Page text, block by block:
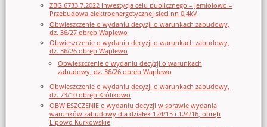
ZBG.6733.7.2022 Inwestycja celu publicznego – Jemiołowo –
Przebudowa elektroenergetycznej sieci nn 0,4kV
Obwieszczenie o wydaniu decyzji o warunkach zabudowy,
dz. 36/27 obręb Waplewo
Obwieszczenie o wydaniu decyzji o warunkach zabudowy,
dz. 36/26 obręb Waplewo
Obwieszczenie o wydaniu decyzji o warunkach
zabudowy, dz. 36/26 obręb Waplewo
Obwieszczenie o wydaniu decyzji o warunkach zabudowy,
dz. 73/10 obręb Królikowo
OBWIESZCZENIE o wydaniu decyzji w sprawie wydania
warunków zabudowy dla działek 124/15 i 124/16, obręb
Lipowo Kurkowskie